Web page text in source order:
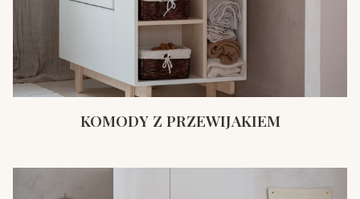
KOMODY Z PRZEWIJAKIEM